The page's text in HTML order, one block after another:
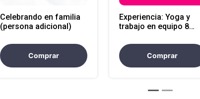
Celebrando en familia
(persona adicional)
Comprar
Experiencia: Yoga y
trabajo en equipo 8
Comprar